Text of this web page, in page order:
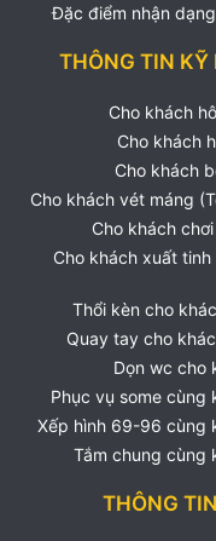
Đặc điểm nhận
THÔNG TIN
Cho khách
Cho khách
Cho khách
Cho khách vét máng
Cho khách
Cho khách xuất tinh
Thổi kèn cho
Quay tay cho
Dọn wc cho
Phục vụ some cùng
Xếp hình 69-96 cùng
Tắm chung cùng
THÔNG